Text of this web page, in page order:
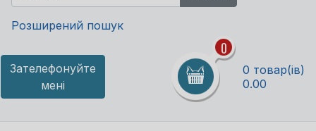
Розширений пошук
Зателефонуйте
мені
0
0 товар(ів)
0.00